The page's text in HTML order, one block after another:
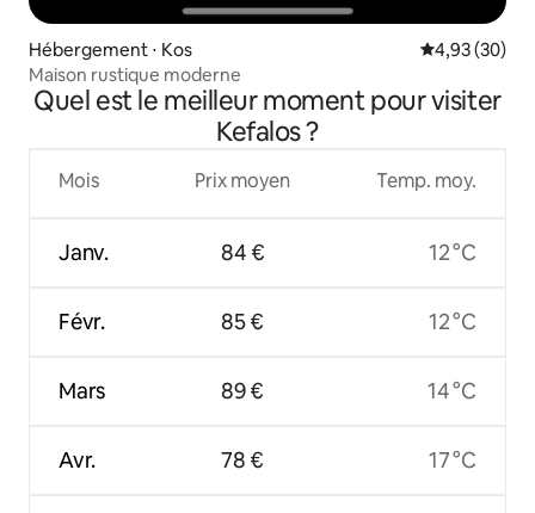
Hébergement ⋅ Kos Évaluation
4,93 (30)
Maison rustique moderne
Quel est le meilleur moment pour visiter
Kefalos ?
Mois
Janv.
Févr.
Mars
Avr.
Prix moyen
84 €
85 €
89 €
78 €
Temp. moy.
12 °C
12 °C
14 °C
17 °C